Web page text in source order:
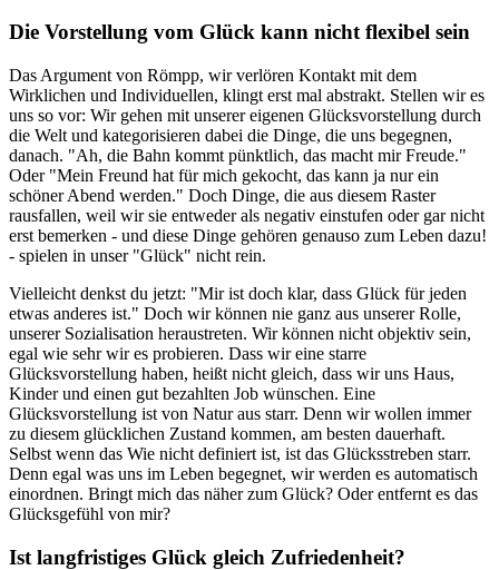
Die Vorstellung vom Glück kann nicht flexibel sein
Das Argument von Römpp, wir verlören Kontakt mit dem
Wirklichen und Individuellen, klingt erst mal abstrakt. Stellen wir es
uns so vor: Wir gehen mit unserer eigenen Glücksvorstellung durch
die Welt und kategorisieren dabei die Dinge, die uns begegnen,
danach. "Ah, die Bahn kommt pünktlich, das macht mir Freude."
Oder "Mein Freund hat für mich gekocht, das kann ja nur ein
schöner Abend werden." Doch Dinge, die aus diesem Raster
rausfallen, weil wir sie entweder als negativ einstufen oder gar nicht
erst bemerken - und diese Dinge gehören genauso zum Leben dazu!
- spielen in unser "Glück" nicht rein.
Vielleicht denkst du jetzt: "Mir ist doch klar, dass Glück für jeden
etwas anderes ist." Doch wir können nie ganz aus unserer Rolle,
unserer Sozialisation heraustreten. Wir können nicht objektiv sein,
egal wie sehr wir es probieren. Dass wir eine starre
Glücksvorstellung haben, heißt nicht gleich, dass wir uns Haus,
Kinder und einen gut bezahlten Job wünschen. Eine
Glücksvorstellung ist von Natur aus starr. Denn wir wollen immer
zu diesem glücklichen Zustand kommen, am besten dauerhaft.
Selbst wenn das Wie nicht definiert ist, ist das Glücksstreben starr.
Denn egal was uns im Leben begegnet, wir werden es automatisch
einordnen. Bringt mich das näher zum Glück? Oder entfernt es das
Glücksgefühl von mir?
Ist langfristiges Glück gleich Zufriedenheit?